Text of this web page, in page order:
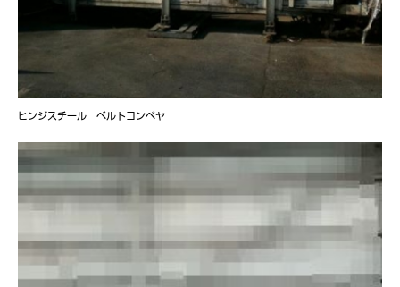
ヒンジスチール ベルトコンベヤ